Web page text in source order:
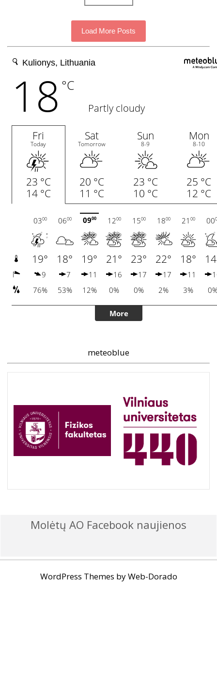
Load More Posts
meteoblue
Molėtų AO Facebook naujienos
WordPress Themes byWeb-Dorado